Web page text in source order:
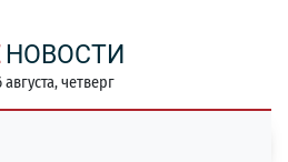
НОВОСТИ
августа, четверг